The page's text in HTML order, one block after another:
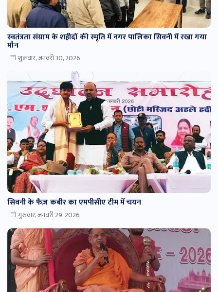
स्वतंत्रता संग्राम के शहीदों की स्मृति में नगर पालिका सिवनी में रखा गया
मौन
शुक्रवार, जनवरी 30, 2026
सिवनी के फैज़ कबीर का एमपीसीए टीम में चयन
गुरुवार, जनवरी 29, 2026